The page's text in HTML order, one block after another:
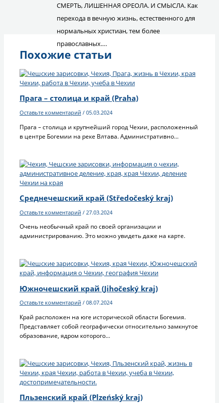
СМЕРТЬ, ЛИШЕННАЯ ОРЕОЛА. И СМЫСЛА. Как
перехода в вечную жизнь, естественного для
нормальных христиан, тем более
православных.…
Похожие статьи
Прага – столица и край (Praha)
Оставьте комментарий / 05.03.2024
Прага – столица и крупнейший город Чехии, расположенный
в центре Богемии на реке Влтава. Административно…
Среднечешский край (Středočeský kraj)
Оставьте комментарий / 27.03.2024
Очень необычный край по своей организации и
администрированию. Это можно увидеть даже на карте.
Южночешский край (Jihočeský kraj)
Оставьте комментарий / 08.07.2024
Край расположен на юге исторической области Богемия.
Представляет собой географически относительно замкнутое
образование, ядром которого…
Пльзенский край (Plzeńský kraj)